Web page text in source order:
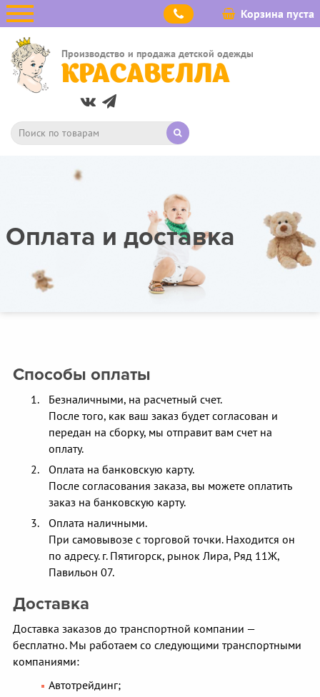
Производство и продажа детской одежды
КРАСАВЕЛЛА
Корзина пуста
Оплата и доставка
Способы оплаты
Безналичными, на расчетный счет.
После того, как ваш заказ будет согласован и
передан на сборку, мы отправит вам счет на
оплату.
Оплата на банковскую карту.
После согласования заказа, вы можете оплатить
заказ на банковскую карту.
Оплата наличными.
При самовывозе с торговой точки. Находится он
по адресу. г. Пятигорск, рынок Лира, Ряд 11Ж,
Павильон 07.
Доставка
Доставка заказов до транспортной компании —
бесплатно. Мы работаем со следующими транспортными
компаниями:
Автотрейдинг;